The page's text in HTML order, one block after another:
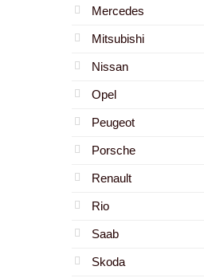
Mercedes
Mitsubishi
Nissan
Opel
Peugeot
Porsche
Renault
Rio
Saab
Skoda